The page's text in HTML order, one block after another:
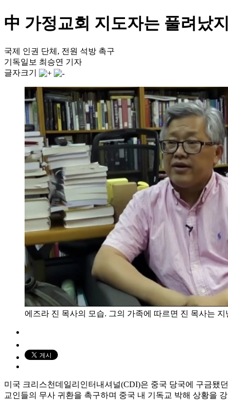
中 가정교회 지도자는 풀려났
국제 인권 단체, 전원 석방 촉구
기독일보 최승연 기자
글자크기
에즈라 진 목사의 모습. 그의 가족에 따르면 진 목사는
미국 크리스천데일리인터내셔널(CDI)은 중국 당국에 구금됐
교인들의 무사 귀환을 촉구하며 중국 내 기독교 박해 상황을